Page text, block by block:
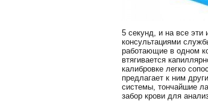
5 секунд, и на все эти
консультациями
работающие в одном
втягивается
калибровке легко
предлагает к ним
системы, тончайшие
забор крови для